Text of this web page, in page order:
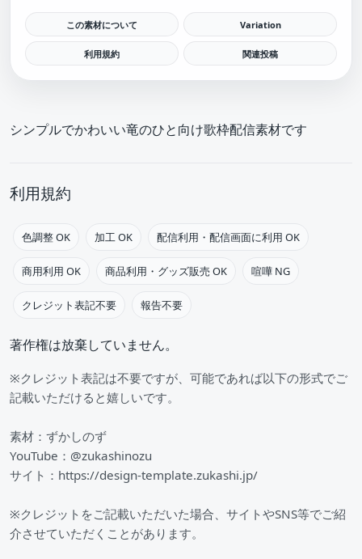
この素材について Variation
利用規約 関連投稿
シンプルでかわいい竜のひと向け歌枠配信素材です
利用規約
色調整 OK 加工 OK 配信利用・配信画面に利用 OK
商用利用 OK 商品利用・グッズ販売 OK 喧嘩 NG
クレジット表記不要 報告不要
著作権は放棄していません。
※クレジット表記は不要ですが、可能であれば以下の形式でご
記載いただけると嬉しいです。
素材：ずかしのず
YouTube：@zukashinozu
サイト：https://design-template.zukashi.jp/
※クレジットをご記載いただいた場合、サイトやSNS等でご紹
介させていただくことがあります。